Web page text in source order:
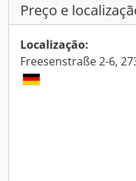
Preço e
Localização:
Freesenstraße 2-6,